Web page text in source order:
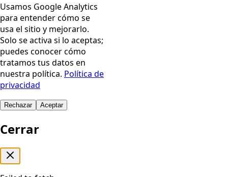
Usamos Google Analytics
para entender cómo se
usa el sitio y mejorarlo.
Solo se activa si lo aceptas;
puedes conocer cómo
tratamos tus datos en
nuestra política. Política de
privacidad
Rechazar Aceptar
Cerrar